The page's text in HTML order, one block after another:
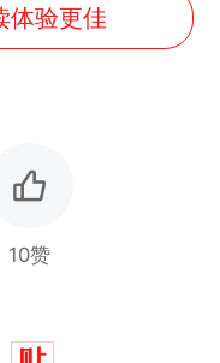
体验更佳
10赞